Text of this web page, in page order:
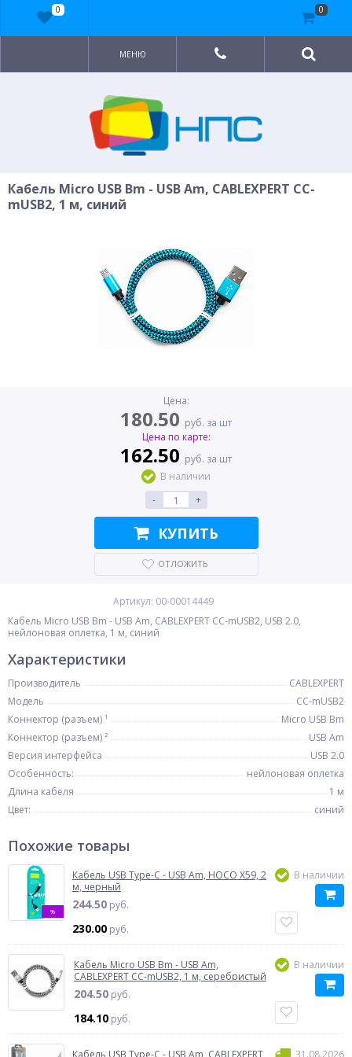
МЕНЮ
Кабель Micro USB Bm - USB Am, CABLEXPERT CC-
mUSB2, 1 м, синий
Цена:
180.50 руб. за шт
Цена по карте:
162.50 руб. за шт
В наличии
-
+
КУПИТЬ
ОТЛОЖИТЬ
Артикул: 00-00014449
Кабель Micro USB Bm - USB Am, CABLEXPERT CC-mUSB2, USB 2.0,
нейлоновая оплетка, 1 м, синий
Характеристики
Производитель
CABLEXPERT
Модель
CC-mUSB2
Коннектор (разъем) ¹
Micro USB Bm
Коннектор (разъем) ²
USB Am
Версия интерфейса
USB 2.0
Особенность:
нейлоновая оплетка
Длина кабеля
1 м
Цвет:
синий
Похожие товары
%
Кабель USB Type-C - USB Am, HOCO X59, 2
м, черный
244.50 руб.
230.00 руб.
В наличии
Кабель Micro USB Bm - USB Am,
CABLEXPERT CC-mUSB2, 1 м, серебристый
204.50 руб.
184.10 руб.
В наличии
Кабель USB Type-C - USB Am, CABLEXPERT 31.08.2026
0 0